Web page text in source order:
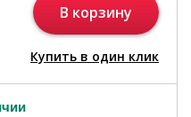
В корзину
Купить в один клик